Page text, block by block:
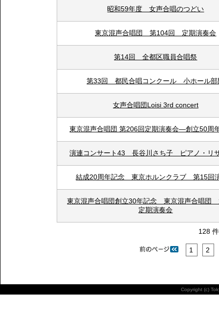
昭和59年度 女声合唱のつどい
東京混声合唱団 第104回 定期演奏会
第14回 全都区職員合唱祭
第33回 都民合唱コンクール 小ホール部
女声合唱団Loisi 3rd concert
東京混声合唱団 第206回定期演奏会―創立50周
演連コンサート43 長谷川さち子 ピアノ・リ
結成20周年記念 東京ホルンクラブ 第15回
東京混声合唱団創立30年記念 東京混声合唱団
定期演奏会
128
1 2
Copyright (c)